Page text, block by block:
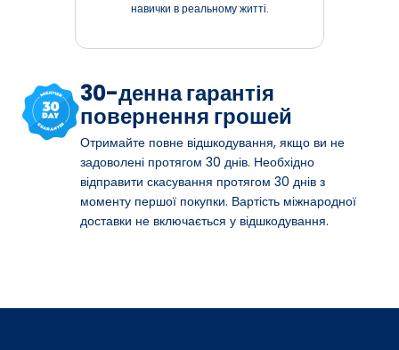
навички в реальному житті.
30-денна гарантія
повернення грошей
Отримайте повне відшкодування, якщо ви не
задоволені протягом 30 днів. Необхідно
відправити скасування протягом 30 днів з
моменту першої покупки. Вартість міжнародної
доставки не включається у відшкодування.